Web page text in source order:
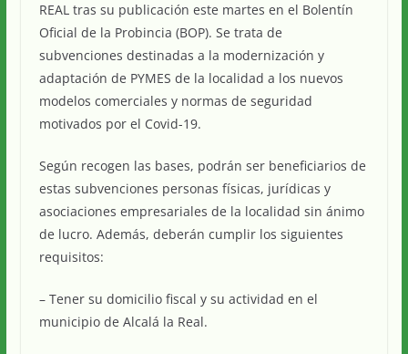
REAL tras su publicación este martes en el Bolentín
Oficial de la Probincia (BOP). Se trata de
subvenciones destinadas a la modernización y
adaptación de PYMES de la localidad a los nuevos
modelos comerciales y normas de seguridad
motivados por el Covid-19.
Según recogen las bases, podrán ser beneficiarios de
estas subvenciones personas físicas, jurídicas y
asociaciones empresariales de la localidad sin ánimo
de lucro. Además, deberán cumplir los siguientes
requisitos:
– Tener su domicilio fiscal y su actividad en el
municipio de Alcalá la Real.